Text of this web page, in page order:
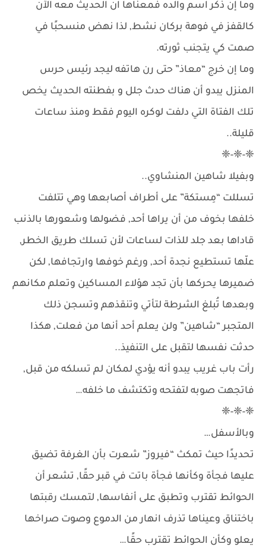
وما إن ذكر اسم والده فمعناها ان الحديث معه الآن
كالقفز في فوهة بركان نشط, لذا نهض منسحبًا في
صمت كي يتجنب ثورته.
وما إن خرج “معاذ” حتى رن هاتفه ليجد رئيس حرس
المنزل يبدو أن هناك حدث جلل و بفطنته الحديث يخص
تلك الفتاة التي دلفت لوكره اليوم فقط ومنذ ساعات
قليلة..
❈-❈-❈
وبفيلا شاهين المنشاوي..
تسللت “مِستكة” على أطراف أصابعها وهي تتلفت
خلفها بخوف من أن يراها أحد, فضولها وشعورها بالذنب
قاداها بعد جلد للذات لساعات لأن تسلك طريق الخطر,
علّها تستطيع نجدة أحد, ورغم خوفها وارتجافها, لكن
ضميرها يحركها بأن تجد هؤلاء المساكين وتعلم مكانهم
وبعدها تُبلغ الشرطة لتأتي وتنقذهم وتسجن ذلك
المتجبر “شاهين” ولن يعلم أحد أنها من فعلت, هكذا
حدثت نفسها لتقبل على التنفيذ..
رأت باب غريب يبدو أنه يؤدي لمكان لم تسلكه من قبل,
فاتجهت صوبه لتفتحه وتكتشف ما خلفه…
❈-❈-❈
وبالأسفل…
تحديدًا حيث تمكث “فيروز” شعرت بأن الغرفة تضيق
عليها فجأة وكأنها فجأة باتت في قبر حقًا, تشعر أن
الحوائط تقترب وتطبق على أنفاسها, لتمسك رقبتها
باختناق وعيناها تذرف انهار من الدموع وصوت صراخها
يعلو وكأن الحوائط تقترب حقًا…